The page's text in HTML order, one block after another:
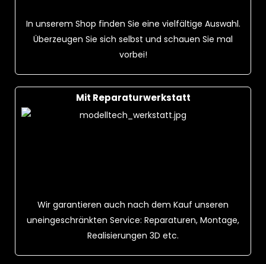
In unserem Shop finden Sie eine vielfältige Auswahl.
Überzeugen Sie sich selbst und schauen Sie mal
vorbei!
Mit Reparaturwerkstatt
Wir garantieren auch nach dem Kauf unseren
uneingeschränkten Service: Reparaturen, Montage,
Realisierungen 3D etc.